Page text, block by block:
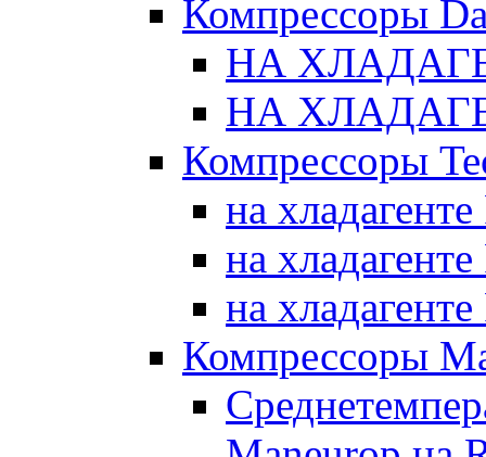
Компрессоры
НА
НА
Компрессоры
на
на
на
Компрессоры